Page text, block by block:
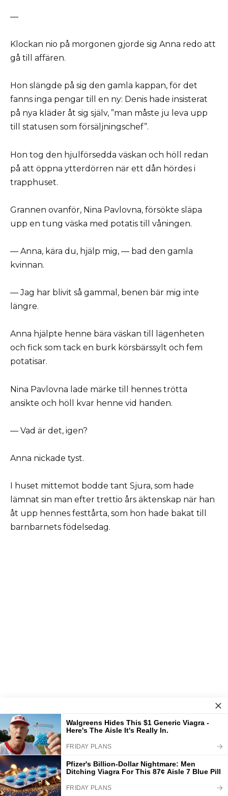
—
Klockan nio på morgonen gjorde sig Anna redo att
gå till affären.
Hon slängde på sig den gamla kappan, för det
fanns inga pengar till en ny: Denis hade insisterat
på nya kläder åt sig själv, ”man måste ju leva upp
till statusen som försäljningschef”.
Hon tog den hjulförsedda väskan och höll redan
på att öppna ytterdörren när ett dån hördes i
trapphuset.
Grannen ovanför, Nina Pavlovna, försökte släpa
upp en tung väska med potatis till våningen.
— Anna, kära du, hjälp mig, — bad den gamla
kvinnan.
— Jag har blivit så gammal, benen bär mig inte
längre.
Anna hjälpte henne bära väskan till lägenheten
och fick som tack en burk körsbärssylt och fem
potatisar.
Nina Pavlovna lade märke till hennes trötta
ansikte och höll kvar henne vid handen.
— Vad är det, igen?
Anna nickade tyst.
I huset mittemot bodde tant Sjura, som hade
lämnat sin man efter trettio års äktenskap när han
åt upp hennes festtårta, som hon hade bakat till
barnbarnets födelsedag.